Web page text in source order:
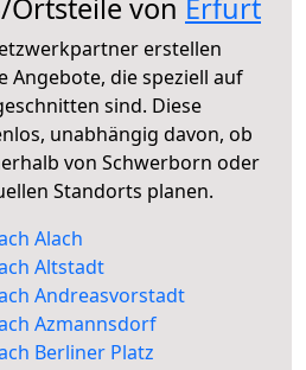
Ortsteile von Erfurt
erstellen
Angebote, die speziell auf
sind. Diese
unabhängig davon, ob
von Schwerborn oder
Standorts planen.
Alach
Altstadt
Andreasvorstadt
Azmannsdorf
Berliner Platz